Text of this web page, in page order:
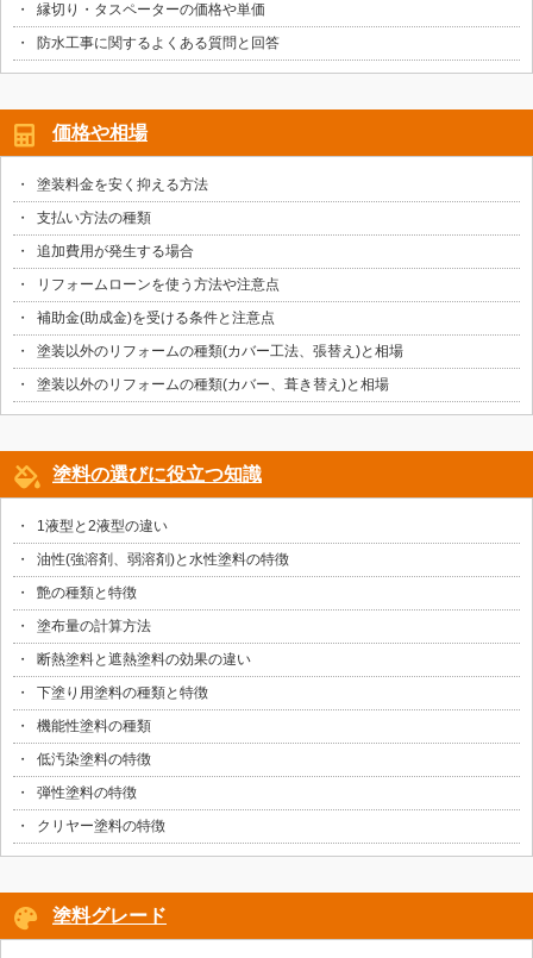
縁切り・タスペーターの価格や単価
防水工事に関するよくある質問と回答
価格や相場
塗装料金を安く抑える方法
支払い方法の種類
追加費用が発生する場合
リフォームローンを使う方法や注意点
補助金(助成金)を受ける条件と注意点
塗装以外のリフォームの種類(カバー工法、張替え)と相場
塗装以外のリフォームの種類(カバー、葺き替え)と相場
塗料の選びに役立つ知識
1液型と2液型の違い
油性(強溶剤、弱溶剤)と水性塗料の特徴
艶の種類と特徴
塗布量の計算方法
断熱塗料と遮熱塗料の効果の違い
下塗り用塗料の種類と特徴
機能性塗料の種類
低汚染塗料の特徴
弾性塗料の特徴
クリヤー塗料の特徴
塗料グレード